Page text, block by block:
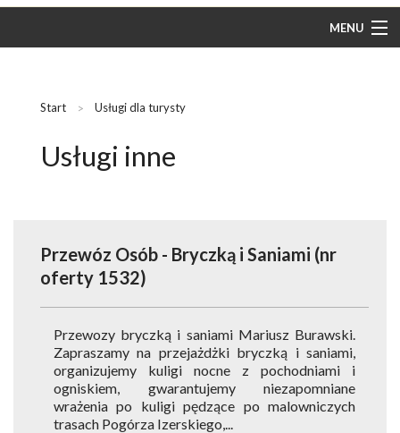
MENU
BAZA NOCLEGÓW
WOLNE POKOJE
NARTY
ROWERY
PAKIETY
USŁUGI DLA TURYSTY
OGŁOSZENIA
Start Usługi dla turysty
Usługi inne
Przewóz Osób - Bryczką i Saniami (nr
oferty 1532)
Przewozy bryczką i saniami Mariusz Burawski.
Zapraszamy na przejażdżki bryczką i saniami,
organizujemy kuligi nocne z pochodniami i
ogniskiem, gwarantujemy niezapomniane
wrażenia po kuligi pędzące po malowniczych
trasach Pogórza Izerskiego,...